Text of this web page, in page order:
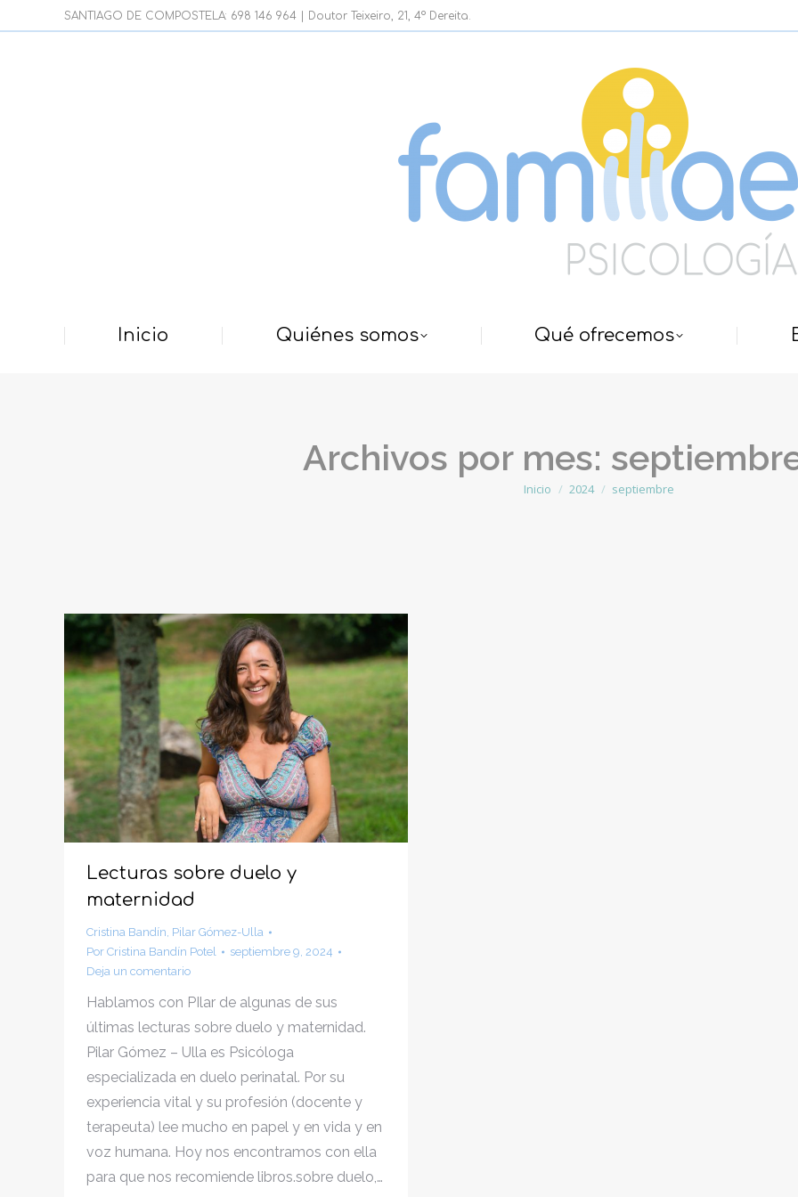
SANTIAGO DE COMPOSTELA: 698 146 964 | Doutor Teixeiro, 21, 4º Dereita.
Inicio Quiénes somos Qué ofrecemos
Archivos por mes:
Estás aquí:
Inicio 2024 septiembre
Lecturas sobre duelo y
maternidad
Cristina Bandín, Pilar Gómez-Ulla
Por Cristina Bandín Potel
septiembre 9, 2024
Deja un comentario
Hablamos con PIlar de algunas de sus
últimas lecturas sobre duelo y maternidad.
Pilar Gómez – Ulla es Psicóloga
especializada en duelo perinatal. Por su
experiencia vital y su profesión (docente y
terapeuta) lee mucho en papel y en vida y en
voz humana. Hoy nos encontramos con ella
para que nos recomiende libros.sobre duelo,…